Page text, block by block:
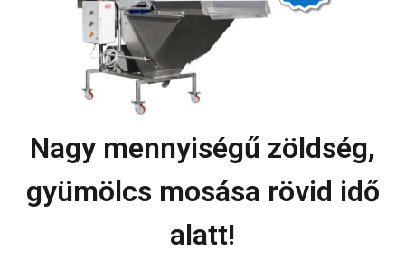
Nagy mennyiségű zöldség,
gyümölcs mosása rövid idő
alatt!